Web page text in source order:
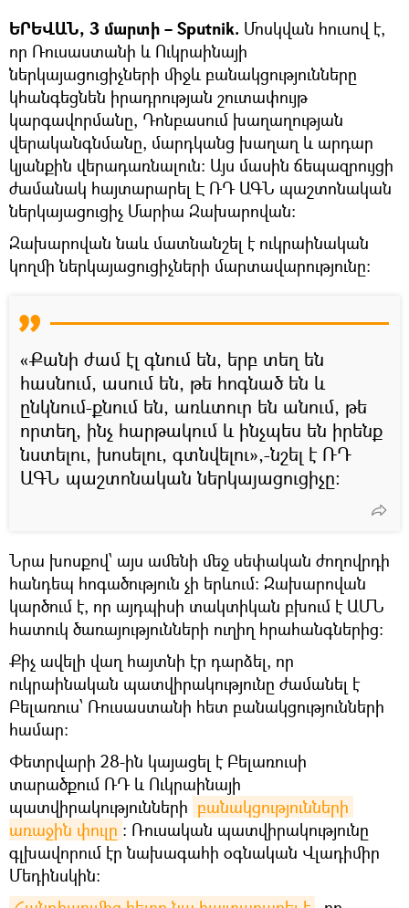
ԵՐԵՎԱՆ, 3 մարտի – Sputnik. Մոսկվան հուսով է,
որ Ռուսաստանի և Ուկրաինայի
ներկայացուցիչների միջև բանակցությունները
կհանգեցնեն իրադրության շուտափույթ
կարգավորմանը, Դոնբասում խաղաղության
վերականգնմանը, մարդկանց խաղաղ և արդար
կյանքին վերադառնալուն: Այս մասին ճեպազրույցի
ժամանակ հայտարարել Է ՌԴ ԱԳՆ պաշտոնական
ներկայացուցիչ Մարիա Զախարովան։
Զախարովան նաև մատնանշել է ուկրաինական
կողմի ներկայացուցիչների մարտավարությունը։
«Քանի ժամ էլ գնում են, երբ տեղ են
հասնում, ասում են, թե հոգնած են և
ընկնում-քնում են, առևտուր են անում, թե
որտեղ, ինչ հարթակում և ինչպես են իրենք
նստելու, խոսելու, գտնվելու»,-նշել է ՌԴ
ԱԳՆ պաշտոնական ներկայացուցիչը։
Նրա խոսքով՝ այս ամենի մեջ սեփական ժողովրդի
հանդեպ հոգածություն չի երևում։ Զախարովան
կարծում է, որ այդպիսի տակտիկան բխում է ԱՄՆ
հատուկ ծառայությունների ուղիղ հրահանգներից։
Քիչ ավելի վաղ հայտնի էր դարձել, որ
ուկրաինական պատվիրակությունը ժամանել է
Բելառուս՝ Ռուսաստանի հետ բանակցությունների
համար։
Փետրվարի 28-ին կայացել է Բելառուսի
տարածքում ՌԴ և Ուկրաինայի
պատվիրակությունների բանակցությունների
առաջին փուլը ։ Ռուսական պատվիրակությունը
գլխավորում էր նախագահի օգնական Վլադիմիր
Մեդինսկին։